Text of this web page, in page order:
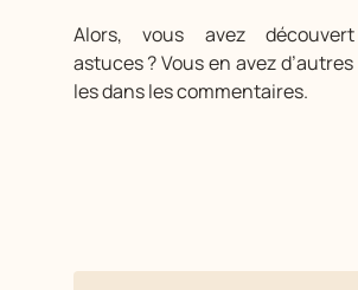
Alors, vous avez
astuces ? Vous en avez
les dans les commentaires.